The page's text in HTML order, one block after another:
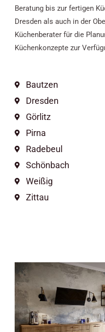
Beratung bis zur fertigen
Dresden als auch in der
Küchenberater für die
Küchenkonzepte zur
Bautzen
Dresden
Görlitz
Pirna
Radebeul
Schönbach
Weißig
Zittau